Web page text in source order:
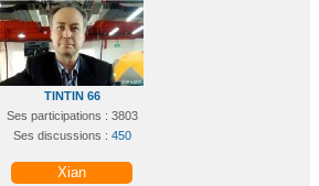
TINTIN 66
Ses participations : 3803
Ses discussions : 450
Xian